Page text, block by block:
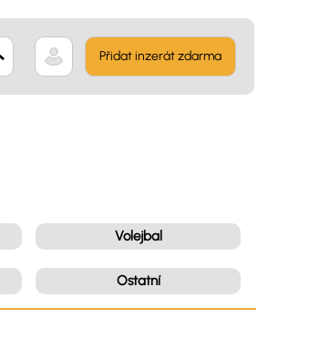
Přidat inzerát zdarma
Volejbal
Ostatní